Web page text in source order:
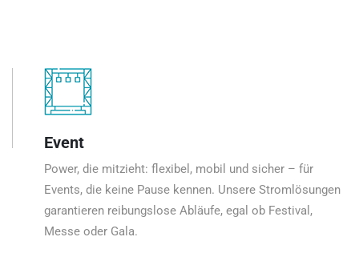
Event
Power, die mitzieht: flexibel, mobil und sicher – für
Events, die keine Pause kennen. Unsere Stromlösungen
garantieren reibungslose Abläufe, egal ob Festival,
Messe oder Gala.